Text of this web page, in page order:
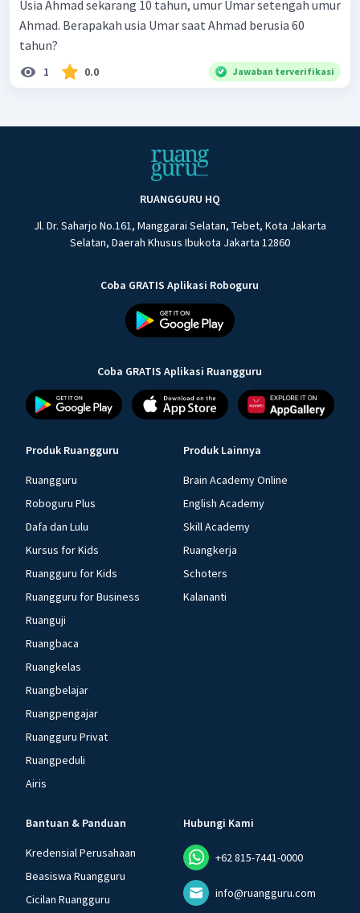
Usia Ahmad sekarang 10 tahun, umur Umar setengah umur
Ahmad. Berapakah usia Umar saat Ahmad berusia 60
tahun?
1 0.0 Jawaban terverifikasi
RUANGGURU HQ
Jl. Dr. Saharjo No.161, Manggarai Selatan, Tebet, Kota Jakarta
Selatan, Daerah Khusus Ibukota Jakarta 12860
Coba GRATIS Aplikasi Roboguru
Coba GRATIS Aplikasi Ruangguru
Produk Ruangguru
Ruangguru
Roboguru Plus
Dafa dan Lulu
Kursus for Kids
Ruangguru for Kids
Ruangguru for Business
Ruanguji
Ruangbaca
Ruangkelas
Ruangbelajar
Ruangpengajar
Ruangguru Privat
Ruangpeduli
Airis
Produk Lainnya
Brain Academy Online
English Academy
Skill Academy
Ruangkerja
Schoters
Kalananti
Bantuan & Panduan
Kredensial Perusahaan
Beasiswa Ruangguru
Cicilan Ruangguru
Hubungi Kami
+62 815-7441-0000
info@ruangguru.com